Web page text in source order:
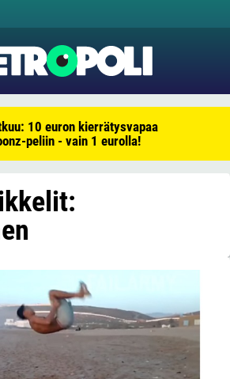
10 euron kierrätysvapaa
peliin - vain 1 eurolla!